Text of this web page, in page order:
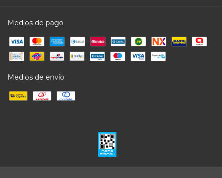
Medios de pago
Medios de envío